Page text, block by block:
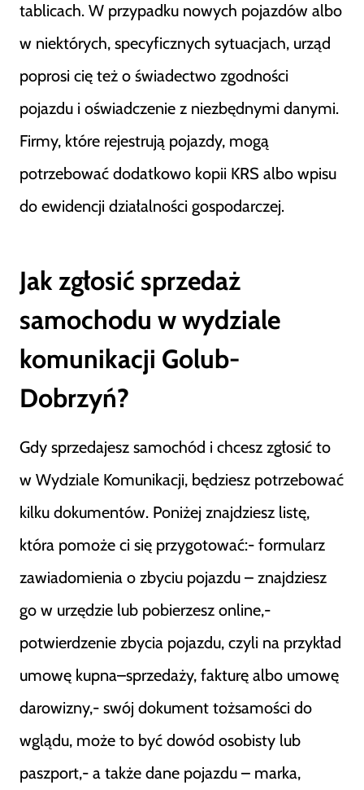
tablicach. W przypadku nowych pojazdów albo
w niektórych, specyficznych sytuacjach, urząd
poprosi cię też o świadectwo zgodności
pojazdu i oświadczenie z niezbędnymi danymi.
Firmy, które rejestrują pojazdy, mogą
potrzebować dodatkowo kopii KRS albo wpisu
do ewidencji działalności gospodarczej.
Jak zgłosić sprzedaż
samochodu w wydziale
komunikacji Golub-
Dobrzyń?
Gdy sprzedajesz samochód i chcesz zgłosić to
w Wydziale Komunikacji, będziesz potrzebować
kilku dokumentów. Poniżej znajdziesz listę,
która pomoże ci się przygotować:- formularz
zawiadomienia o zbyciu pojazdu – znajdziesz
go w urzędzie lub pobierzesz online,-
potwierdzenie zbycia pojazdu, czyli na przykład
umowę kupna–sprzedaży, fakturę albo umowę
darowizny,- swój dokument tożsamości do
wglądu, może to być dowód osobisty lub
paszport,- a także dane pojazdu – marka,